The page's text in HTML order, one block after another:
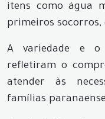
itens como água
primeiros socorros,
A variedade e o
refletiram o
atender às
famílias